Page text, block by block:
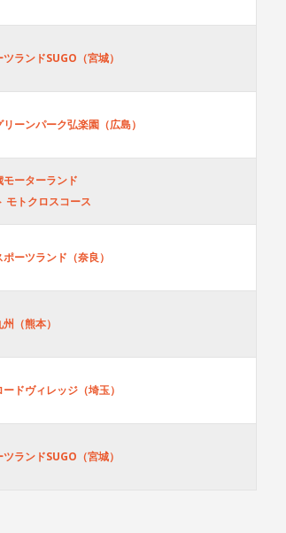
ランドSUGO（宮城）
ーンパーク弘楽園（広島）
モーターランド
モトクロスコース
ーツランド（奈良）
（熊本）
ドヴィレッジ（埼玉）
ランドSUGO（宮城）